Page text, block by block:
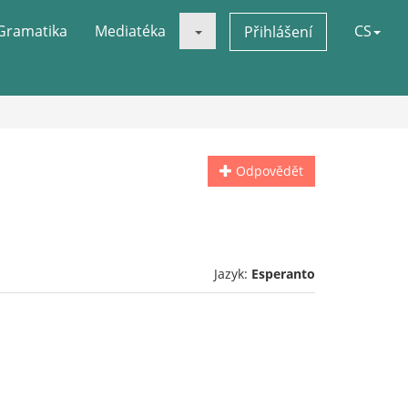
Mediatéka Přihlášení CS
Odpovědět
Jazyk: Esperanto